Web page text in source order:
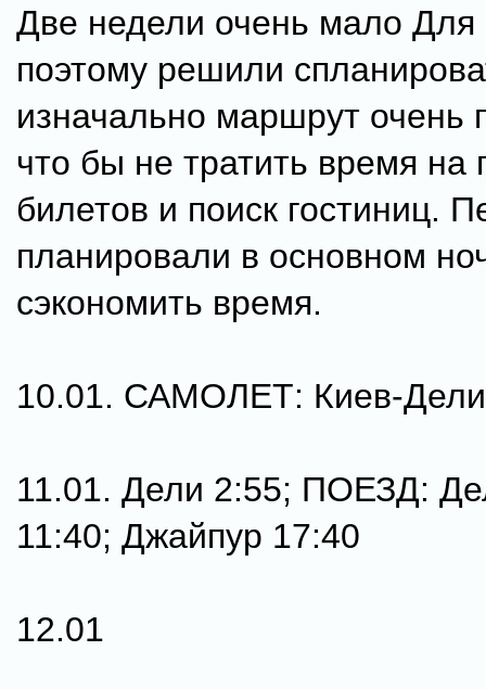
Две недели очень мало
поэтому решили
изначально маршрут очень
что бы не тратить время на
билетов и поиск гостиниц.
планировали в основном
сэкономить время.
10.01. САМОЛЕТ: Киев-
11.01. Дели 2:55; ПОЕЗД:
11:40; Джайпур 17:40
12.01